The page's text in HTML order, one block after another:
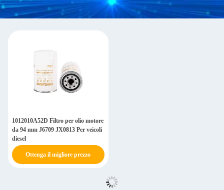
1012010A52D Filtro per olio motore
da 94 mm J6709 JX0813 Per veicoli
diesel
Ottenga il migliore prezzo